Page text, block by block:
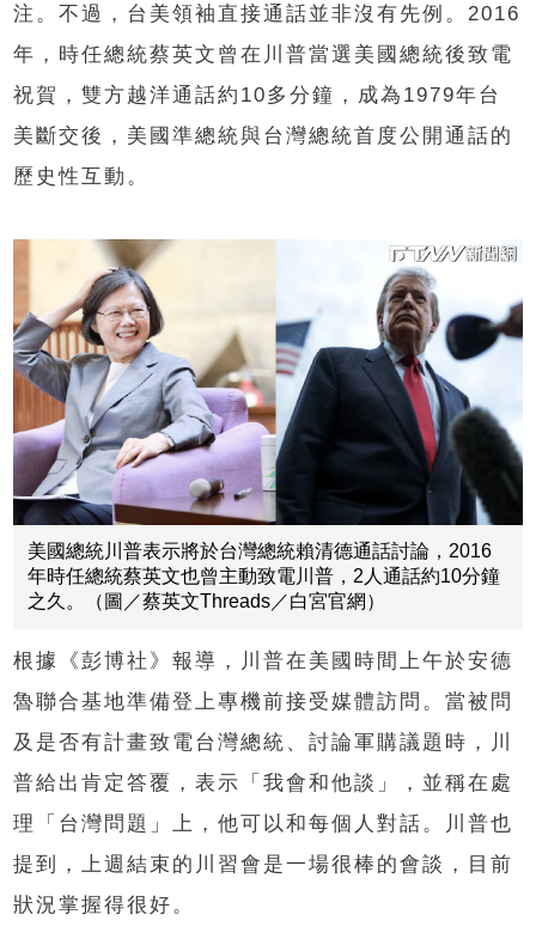
注。不過，台美領袖直接通話並非沒有先例。2016
年，時任總統蔡英文曾在川普當選美國總統後致電
祝賀，雙方越洋通話約10多分鐘，成為1979年台
美斷交後，美國準總統與台灣總統首度公開通話的
歷史性互動。
美國總統川普表示將於台灣總統賴清德通話討論，2016
年時任總統蔡英文也曾主動致電川普，2人通話約10分鐘
之久。（圖／蔡英文Threads／白宮官網）
根據《彭博社》報導，川普在美國時間上午於安德
魯聯合基地準備登上專機前接受媒體訪問。當被問
及是否有計畫致電台灣總統、討論軍購議題時，川
普給出肯定答覆，表示「我會和他談」，並稱在處
理「台灣問題」上，他可以和每個人對話。川普也
提到，上週結束的川習會是一場很棒的會談，目前
狀況掌握得很好。